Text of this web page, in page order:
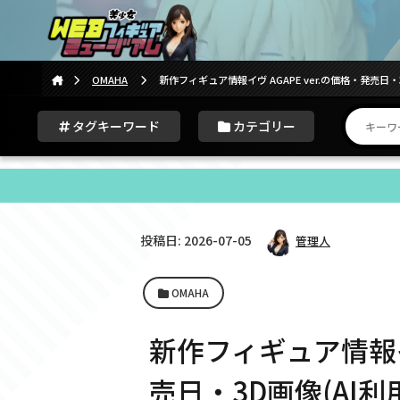
OMAHA 新作フィギュア情報イヴ AGAPE ver.の価格・発売日
タグキーワード カテゴリー
投稿日: 2026-07-05 管理人
OMAHA
新作フィギュア情
売日・3D画像(AI利